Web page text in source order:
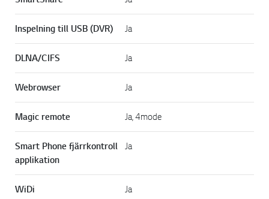
Inspelning till USB (DVR) Ja
DLNA/CIFS Ja
Webrowser Ja
Magic remote Ja, 4mode
Smart Phone fjärrkontroll
applikation
Ja
WiDi Ja